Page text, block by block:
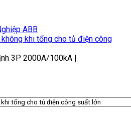
ABB
khi tổng cho tủ điện công
3P 2000A/100kA |